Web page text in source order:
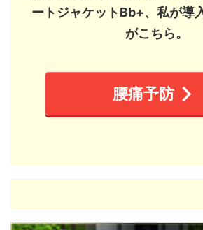
ートジャケットBb+、私が導
がこちら。
腰痛予防